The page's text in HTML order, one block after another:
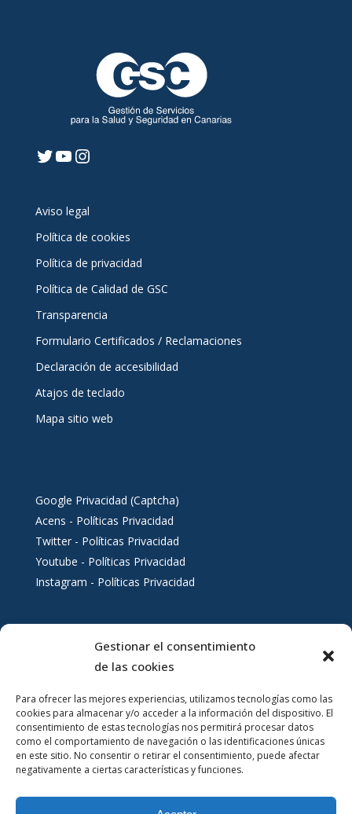
Gestionar el consentimiento
de las cookies
Para ofrecer las mejores experiencias, utilizamos tecnologías como las
cookies para almacenar y/o acceder a la información del dispositivo. El
consentimiento de estas tecnologías nos permitirá procesar datos
como el comportamiento de navegación o las identificaciones únicas
en este sitio. No consentir o retirar el consentimiento, puede afectar
negativamente a ciertas características y funciones.
Twitter
YouTube
Instagram
Aviso legal
Política de cookies
Política de privacidad
Política de Calidad de GSC
Transparencia
Formulario Certificados / Reclamaciones
Declaración de accesibilidad
Atajos de teclado
Mapa sitio web
Google Privacidad (Captcha)
Acens - Políticas Privacidad
Twitter - Políticas Privacidad
Youtube - Políticas Privacidad
Instagram - Políticas Privacidad
Servicios al ciudadano